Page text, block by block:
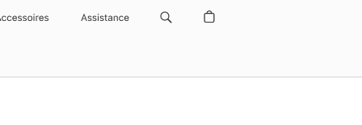
Assistance